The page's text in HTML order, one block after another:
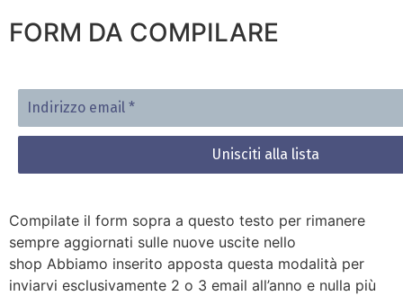
FORM DA COMPILARE
Indirizzo
email
*
Compilate il form sopra a questo testo per rimanere
sempre aggiornati sulle nuove uscite nello
shop Abbiamo inserito apposta questa modalità per
inviarvi esclusivamente 2 o 3 email all’anno e nulla più